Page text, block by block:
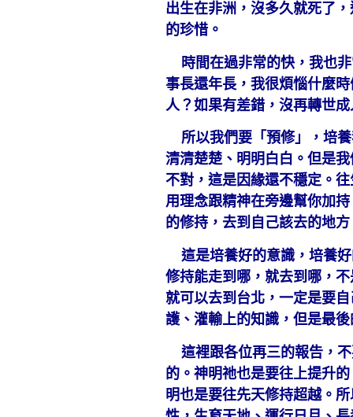
出生在非洲，沒多久就死了
的珍惜。
時間在過非常的快，我也非
事長還年長，我很煩惱什麼
人？如果有差錯，沒再轉世
所以我們要「預修」，培養
清清楚楚、明明白白。但是
不對，這是因緣還不穩定。
用理念跟精神在旁邊幫你加
的修持，去到自己該去的地方
這是培養好的意識，培養好
修持能走到哪，就去到哪，
就可以去到台北，一定是要
護、灌輸上的知識，但是最
這裡跟各位再三的報告，不
的。神明祂也是要往上提升
明也是要往先天修持超越。